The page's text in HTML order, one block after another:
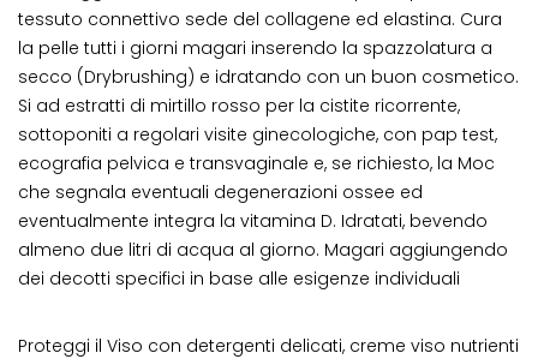
tessuto connettivo sede del collagene ed elastina. Cura
la pelle tutti i giorni magari inserendo la spazzolatura a
secco (Drybrushing) e idratando con un buon cosmetico.
Si ad estratti di mirtillo rosso per la cistite ricorrente,
sottoponiti a regolari visite ginecologiche, con pap test,
ecografia pelvica e transvaginale e, se richiesto, la Moc
che segnala eventuali degenerazioni ossee ed
eventualmente integra la vitamina D. Idratati, bevendo
almeno due litri di acqua al giorno. Magari aggiungendo
dei decotti specifici in base alle esigenze individuali
Proteggi il Viso con detergenti delicati, creme viso nutrienti